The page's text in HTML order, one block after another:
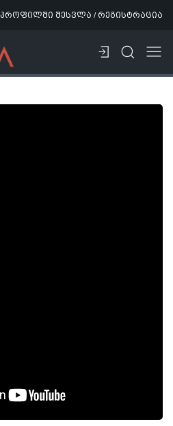
პროფილში შესვლა / რეგისტრაცია